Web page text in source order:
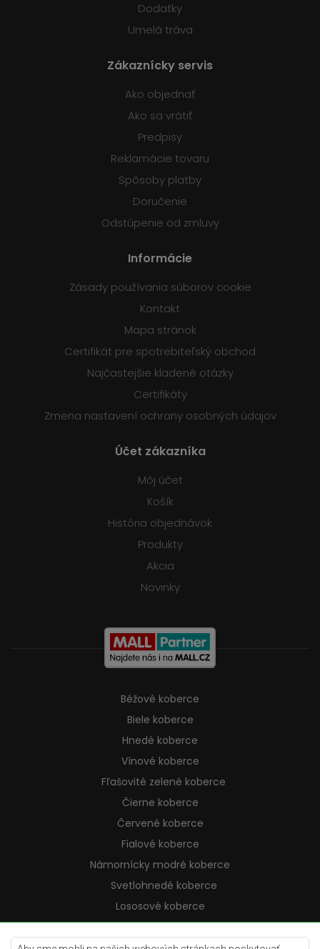
Dodatky
Umelá tráva
Zákaznícky servis
Ako objednať
Ako sa vrátiť
Predpisy
Reklamácie tovaru
Spôsoby platby
Doručenie
Odstúpenie od zmluvy
Informácie
Zásady používania súborov cookie
Kontakt
Mapa stránok
Certifikát pre spotrebiteľský obchod
Najčastejšie kladené otázky
Certifikáty
Zmena nastavení ochrany osobných údajov
Účet zákazníka
Môj účet
Košík
História objednávok
Produkty
Akcia
Novinky
Béžové koberce
Biele koberce
Hnedé koberce
Vínové koberce
Fľašovité zelené koberce
Čierne koberce
Červené koberce
Fialové koberce
Námornícky modré koberce
Svetlohnedé koberce
Lososové koberce
Krémové koberce